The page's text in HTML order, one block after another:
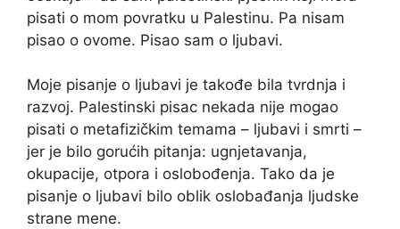
pisati o mom povratku u Palestinu. Pa nisam
pisao o ovome. Pisao sam o ljubavi.
Moje pisanje o ljubavi je takođe bila tvrdnja i
razvoj. Palestinski pisac nekada nije mogao
pisati o metafizičkim temama – ljubavi i smrti –
jer je bilo gorućih pitanja: ugnjetavanja,
okupacije, otpora i oslobođenja. Tako da je
pisanje o ljubavi bilo oblik oslobađanja ljudske
strane mene.